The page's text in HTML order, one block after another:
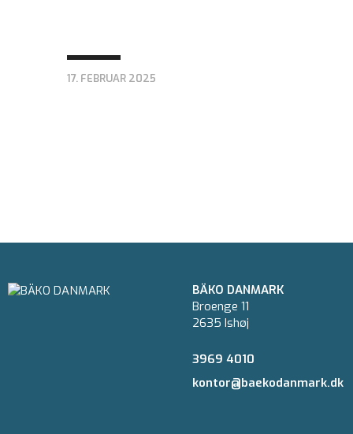
17. FEBRUAR 2025
BÄKO DANMARK
Broenge 11
2635 Ishøj
3969 4010
kontor@baekodanmark.dk